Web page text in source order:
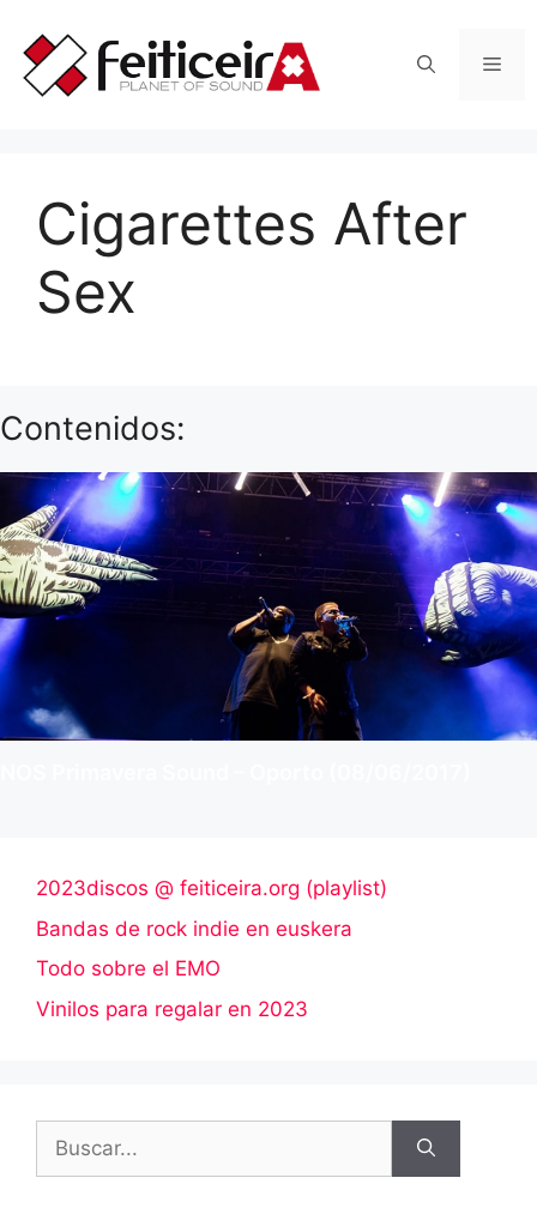
contenido
Cigarettes After
Sex
Contenidos:
2023discos @ feiticeira.org (playlist)
Bandas de rock indie en euskera
Todo sobre el EMO
Vinilos para regalar en 2023